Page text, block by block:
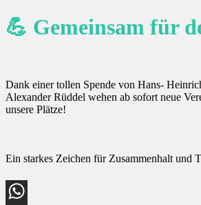
💪 Gemeinsam für
Dank einer tollen Spende von Hans-
Alexander Rüddel wehen ab sofort neue
unsere Plätze!
Ein starkes Zeichen für Zusammenhalt und